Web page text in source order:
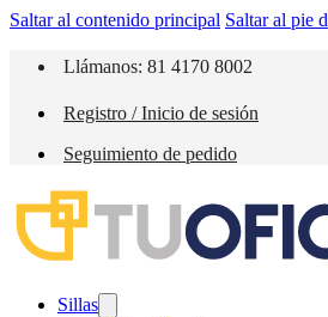
Saltar al contenido principal Saltar al pie
Llámanos: 81 4170 8002
Registro / Inicio de sesión
Seguimiento de pedido
Sillas